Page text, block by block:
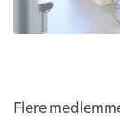
Flere